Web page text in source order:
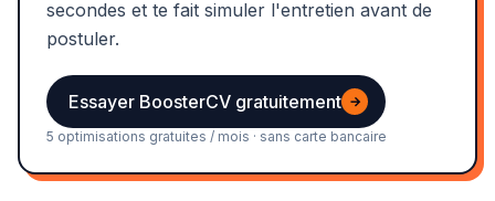
secondes et te fait simuler l'entretien avant de
postuler.
Essayer BoosterCV gratuitement →
5 optimisations gratuites / mois · sans carte bancaire